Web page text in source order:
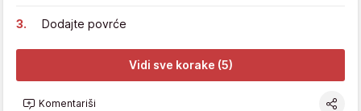
Dodajte povrće
Vidi sve korake (5)
Komentariši